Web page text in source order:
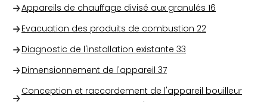
Appareils de chauffage divisé aux granulés 16
Evacuation des produits de combustion 22
Diagnostic de l'installation existante 33
Dimensionnement de l'appareil 37
Conception et raccordement de l'appareil bouilleur